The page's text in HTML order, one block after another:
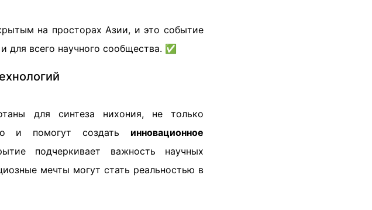
на просторах Азии, и это событие
для всего научного сообщества. ✅
для синтеза нихония, не только
и помогут создать инновационное
подчеркивает важность научных
мечты могут стать реальностью в